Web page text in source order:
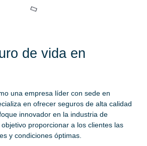
de vida en
una empresa líder con sede en
en ofrecer seguros de alta calidad
innovador en la industria de
proporcionar a los clientes las
y condiciones óptimas.